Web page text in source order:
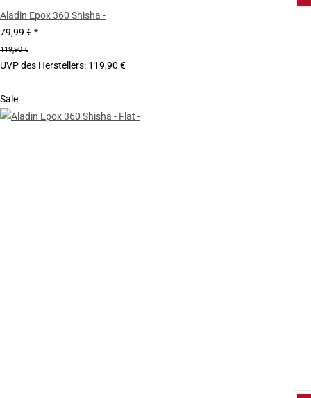
Aladin Epox 360 Shisha -
79,99 €*
119,90 €
UVP des Herstellers: 119,90 €
Sale